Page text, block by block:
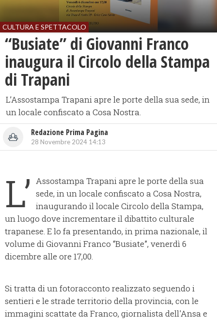
CULTURA E SPETTACOLO
​“Busiate” di Giovanni Franco
inaugura il Circolo della Stampa
di Trapani
L’Assostampa Trapani apre le porte della sua sede, in
un locale confiscato a Cosa Nostra.
Redazione Prima Pagina
28 Novembre 2024 14:13
L’ Assostampa Trapani apre le porte della sua
sede, in un locale confiscato a Cosa Nostra,
inaugurando il locale Circolo della Stampa,
un luogo dove incrementare il dibattito culturale
trapanese. E lo fa presentando, in prima nazionale, il
volume di Giovanni Franco “Busiate”, venerdì 6
dicembre alle ore 17,00.
Si tratta di un fotoracconto realizzato seguendo i
sentieri e le strade territorio della provincia, con le
immagini scattate da Franco, giornalista dell'Ansa e